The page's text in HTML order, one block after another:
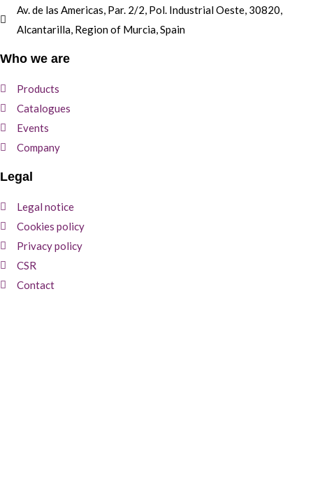
Av. de las Americas, Par. 2/2, Pol. Industrial Oeste, 30820,
Alcantarilla, Region of Murcia, Spain
Who we are
Products
Catalogues
Events
Company
Legal
Legal notice
Cookies policy
Privacy policy
CSR
Contact